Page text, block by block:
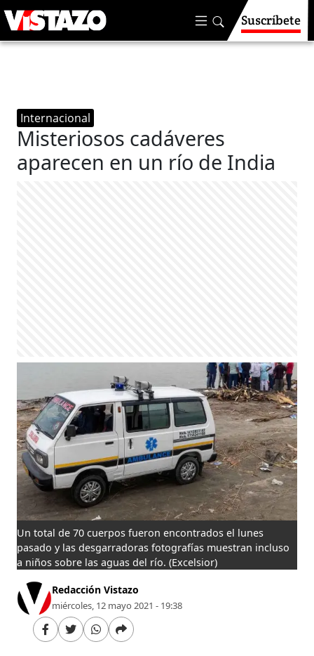
Suscríbete
Internacional
Misteriosos cadáveres
aparecen en un río de India
Un total de 70 cuerpos fueron encontrados el lunes
pasado y las desgarradoras fotografías muestran incluso
a niños sobre las aguas del río. (Excelsior)
Redacción Vistazo
miércoles, 12 mayo 2021 - 19:38